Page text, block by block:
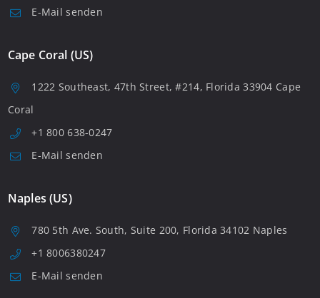
E-Mail senden
Cape Coral (US)
1222 Southeast, 47th Street, #214, Florida 33904 Cape
Coral
+1 800 638-0247
E-Mail senden
Naples (US)
780 5th Ave. South, Suite 200, Florida 34102 Naples
+1 8006380247
E-Mail senden